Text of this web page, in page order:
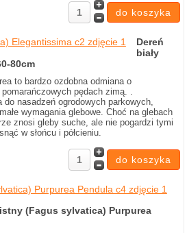
Dereń
biały
80cm
to bardzo ozdobna odmiana o
pędach zimą. .
do nasadzeń ogrodowych parkowych,
wymagania glebowe. Choć na glebach
znosi gleby suche, ale nie pogardzi tymi
w słońcu i półcieniu.
(Fagus sylvatica) Purpurea